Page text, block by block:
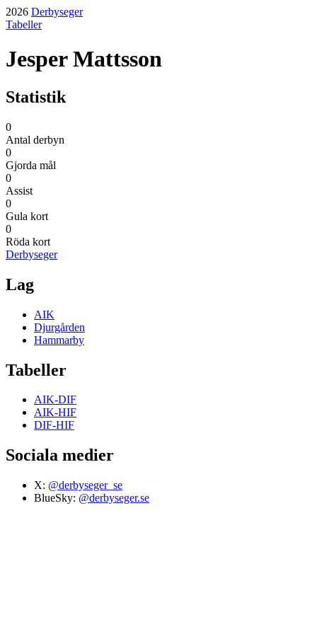
2026 Derbyseger
Tabeller
Jesper Mattsson
Statistik
0
Antal derbyn
0
Gjorda mål
0
Assist
0
Gula kort
0
Röda kort
Derbyseger
Lag
AIK
Djurgården
Hammarby
Tabeller
AIK-DIF
AIK-HIF
DIF-HIF
Sociala medier
X: @derbyseger_se
BlueSky: @derbyseger.se